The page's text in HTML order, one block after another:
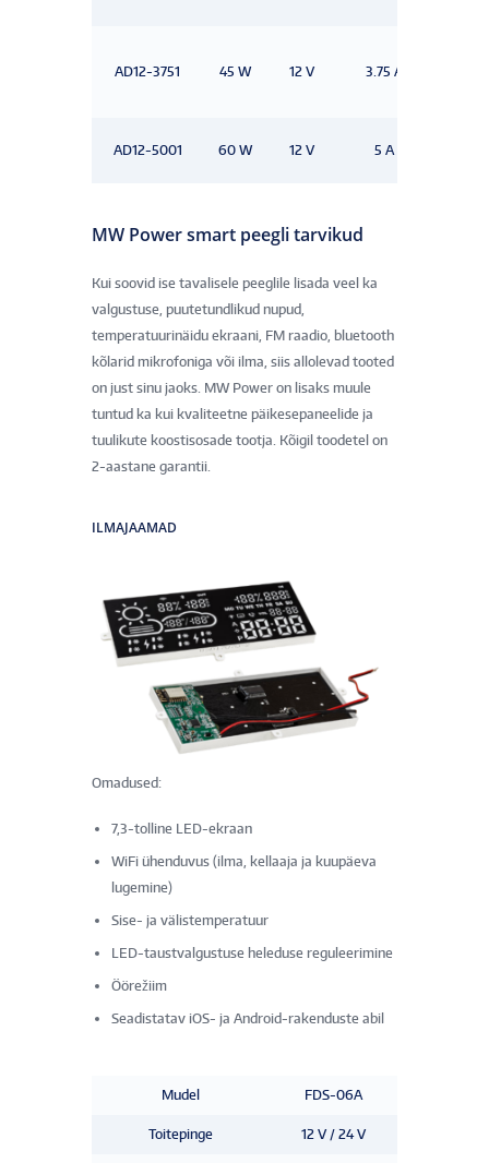
AD12-3751 45 W 12 V 3.75 A
AD12-5001 60 W 12 V 5 A
MW Power smart peegli tarvikud
Kui soovid ise tavalisele peeglile lisada veel ka
valgustuse, puutetundlikud nupud,
temperatuurinäidu ekraani, FM raadio, bluetooth
kõlarid mikrofoniga või ilma, siis allolevad tooted
on just sinu jaoks. MW Power on lisaks muule
tuntud ka kui kvaliteetne päikesepaneelide ja
tuulikute koostisosade tootja. Kõigil toodetel on
2-aastane garantii.
ILMAJAAMAD
Omadused:
7,3-tolline LED-ekraan
WiFi ühenduvus (ilma, kellaaja ja kuupäeva
lugemine)
Sise- ja välistemperatuur
LED-taustvalgustuse heleduse reguleerimine
Öörežiim
Seadistatav iOS- ja Android-rakenduste abil
Mudel FDS-06A
Toitepinge 12 V / 24 V